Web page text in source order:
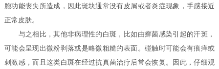
胞功能丧失所造成，因此斑块通常没有皮屑或者炎症现象，手感接近
正常皮肤。
与之相比，其他非病理性的白斑，比如由癣菌感染引起的汗斑，
可能会呈现出微粉剥落或是略微粗糙的表面。碰触时可能会有痕痒或
刺激感，而且这类白斑在经过抗真菌治疗后常会恢复。因此，仔细观